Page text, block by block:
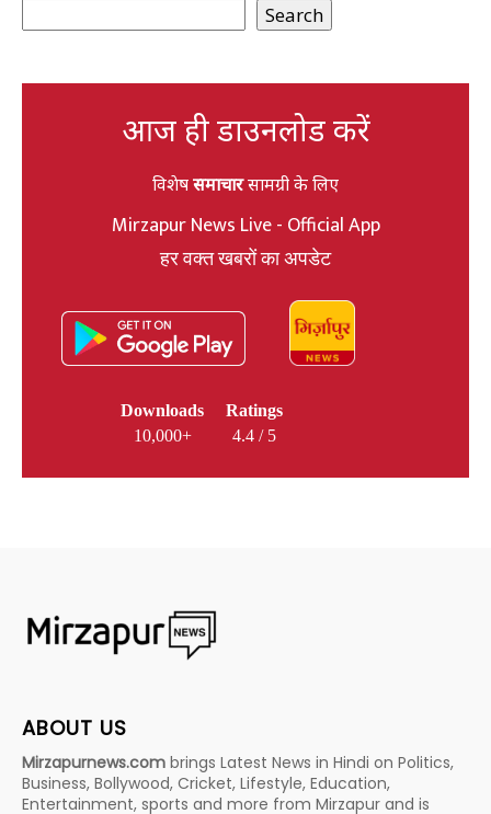
Search
आज ही डाउनलोड करें
विशेषसमाचारसामग्री के लिए
Mirzapur News Live - Official App
हर वक्त खबरों का अपडेट
Downloads
10,000+
Ratings
4.4 / 5
ABOUT US
Mirzapurnews.com brings Latest News in Hindi on Politics,
Business, Bollywood, Cricket, Lifestyle, Education,
Entertainment, sports and more from Mirzapur and is